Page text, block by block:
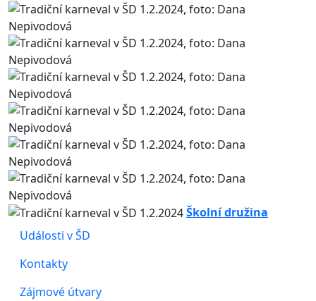
Školní družina
Události v ŠD
Kontakty
Zájmové útvary